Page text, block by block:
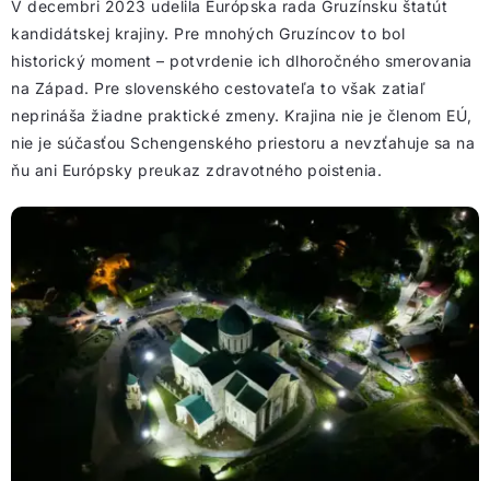
V decembri 2023 udelila Európska rada Gruzínsku štatút
kandidátskej krajiny. Pre mnohých Gruzíncov to bol
historický moment – potvrdenie ich dlhoročného smerovania
na Západ. Pre slovenského cestovateľa to však zatiaľ
neprináša žiadne praktické zmeny. Krajina nie je členom EÚ,
nie je súčasťou Schengenského priestoru a nevzťahuje sa na
ňu ani Európsky preukaz zdravotného poistenia.